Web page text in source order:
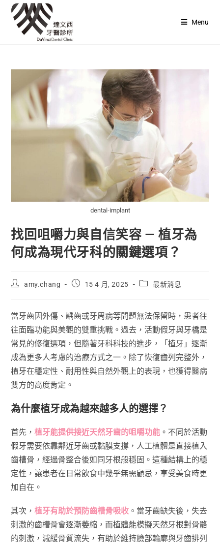
Menu
dental-implant
找回咀嚼力與自信笑容 — 植牙為
何成為現代牙科的關鍵選項？
amy.chang 15 4 月, 2025 最新消息
當牙齒因外傷、齲齒或牙周病等問題無法保留時，患者往
往面臨功能與美觀的雙重挑戰。過去，活動假牙與牙橋是
常見的修復選項，但隨著牙科科技的進步，「植牙」逐漸
成為更多人考慮的治療方式之一。除了恢復齒列完整外，
植牙在穩定性、耐用性與自然外觀上的表現，也獲得醫病
雙方的高度肯定。
為什麼植牙成為越來越多人的選擇？
首先，植牙能提供接近天然牙齒的咀嚼功能 。不同於活動
假牙需要依靠鄰近牙齒或黏膜支撐，人工植體是直接植入
齒槽骨，經過骨整合後如同牙根般穩固。這種結構上的穩
定性，讓患者在日常飲食中幾乎無需顧忌，享受美食時更
加自在。
其次，植牙有助於預防齒槽骨吸收 。當牙齒缺失後，失去
刺激的齒槽骨會逐漸萎縮，而植體能模擬天然牙根對骨骼
的刺激，減緩骨質流失，有助於維持臉部輪廓與牙齒排列